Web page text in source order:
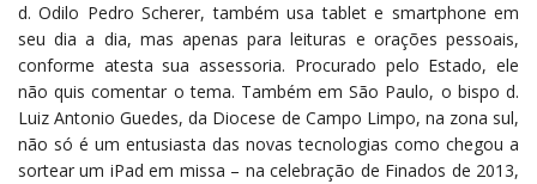
d. Odilo Pedro Scherer, também usa tablet e smartphone em
seu dia a dia, mas apenas para leituras e orações pessoais,
conforme atesta sua assessoria. Procurado pelo Estado, ele
não quis comentar o tema. Também em São Paulo, o bispo d.
Luiz Antonio Guedes, da Diocese de Campo Limpo, na zona sul,
não só é um entusiasta das novas tecnologias como chegou a
sortear um iPad em missa – na celebração de Finados de 2013,